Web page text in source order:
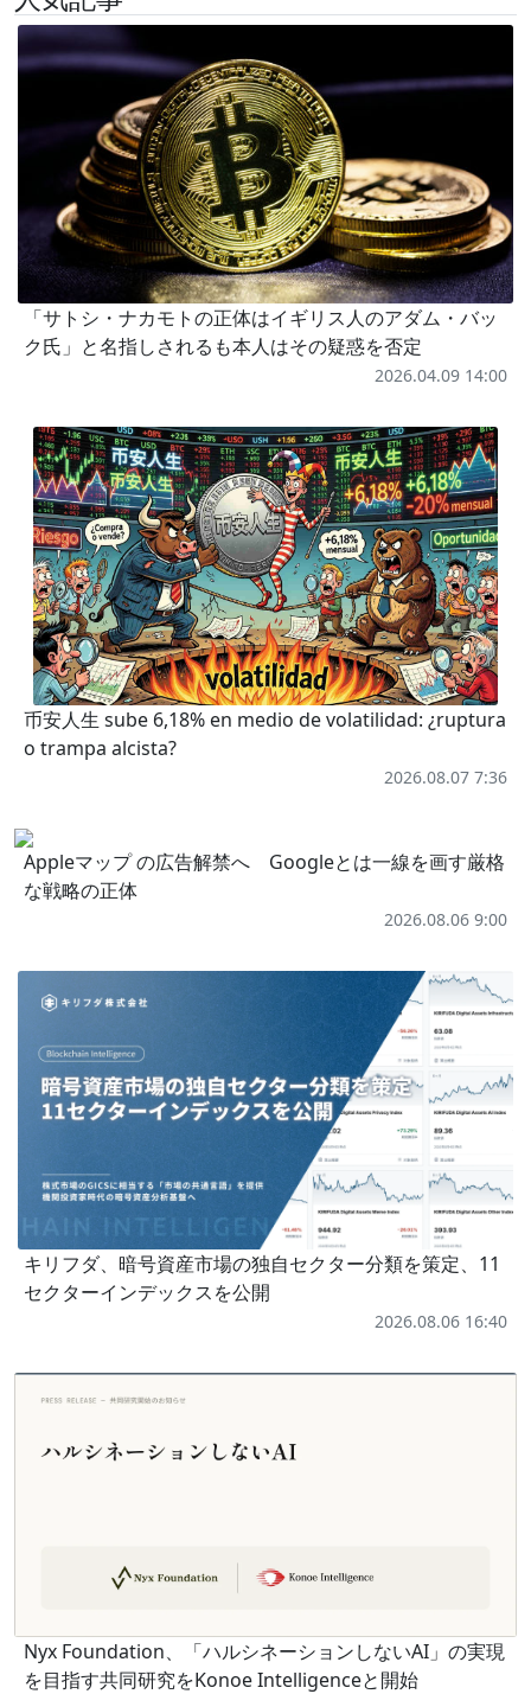
「サトシ・ナカモトの正体はイギリス人のアダム・バッ
ク氏」と名指しされるも本人はその疑惑を否定
2026.04.09 14:00
币安人生 sube 6,18% en medio de volatilidad: ¿ruptura
o trampa alcista?
2026.08.07 7:36
Appleマップ の広告解禁へ Googleとは一線を画す厳格
な戦略の正体
2026.08.06 9:00
キリフダ、暗号資産市場の独自セクター分類を策定、11
セクターインデックスを公開
2026.08.06 16:40
Nyx Foundation、「ハルシネーションしないAI」の実現
を目指す共同研究をKonoe Intelligenceと開始